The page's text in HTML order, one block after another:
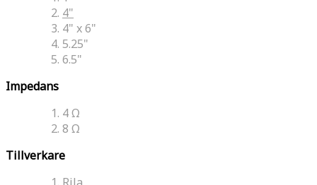
4"
4" x 6"
5.25"
6.5"
Impedans
4 Ω
8 Ω
Tillverkare